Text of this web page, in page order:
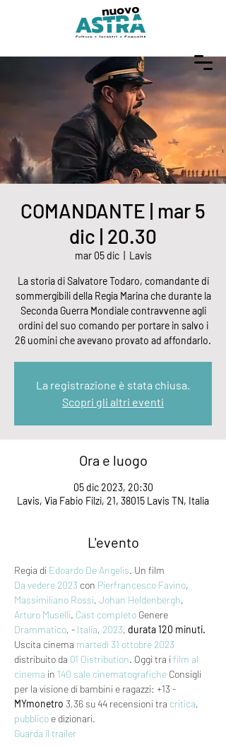
COMANDANTE | mar 5
dic | 20.30
mar 05 dic
  |
Lavis
La storia di Salvatore Todaro, comandante di
sommergibili della Regia Marina che durante la
Seconda Guerra Mondiale contravvenne agli
ordini del suo comando per portare in salvo i
26 uomini che avevano provato ad affondarlo.
La registrazione è stata chiusa.
Scopri gli altri eventi
Ora e luogo
05 dic 2023, 20:30
Lavis, Via Fabio Filzi, 21, 38015 Lavis TN, Italia
L'evento
Regia di Edoardo De Angelis. Un film
Da vedere 2023 con Pierfrancesco Favino,
Massimiliano Rossi, Johan Heldenbergh,
Arturo Muselli. Cast completo Genere
Drammatico, - Italia, 2023, durata 120 minuti.
Uscita cinema martedì 31 ottobre 2023
distribuito da 01 Distribution. Oggi tra i film al
cinema in 140 sale cinematografiche Consigli
per la visione di bambini e ragazzi: +13 -
MYmonetro 3,36 su 44 recensioni tra critica,
pubblico e dizionari.
Guarda il trailer